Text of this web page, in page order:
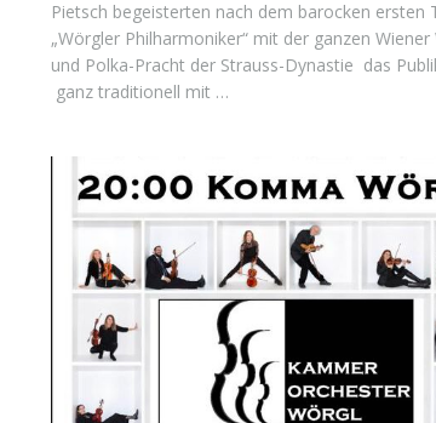
Pietsch begeisterten nach dem barocken ersten
„Wörgler Philharmoniker“ mit der ganzen Wiener
und Polka-Pracht der Strauss-Dynastie das
ganz traditionell mit …